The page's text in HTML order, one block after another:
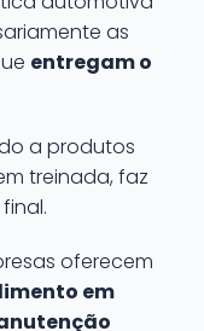
as
entregam o
a produtos
treinada, faz
oferecem
em